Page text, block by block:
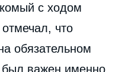
с ходом
что
обязательном
важен именно